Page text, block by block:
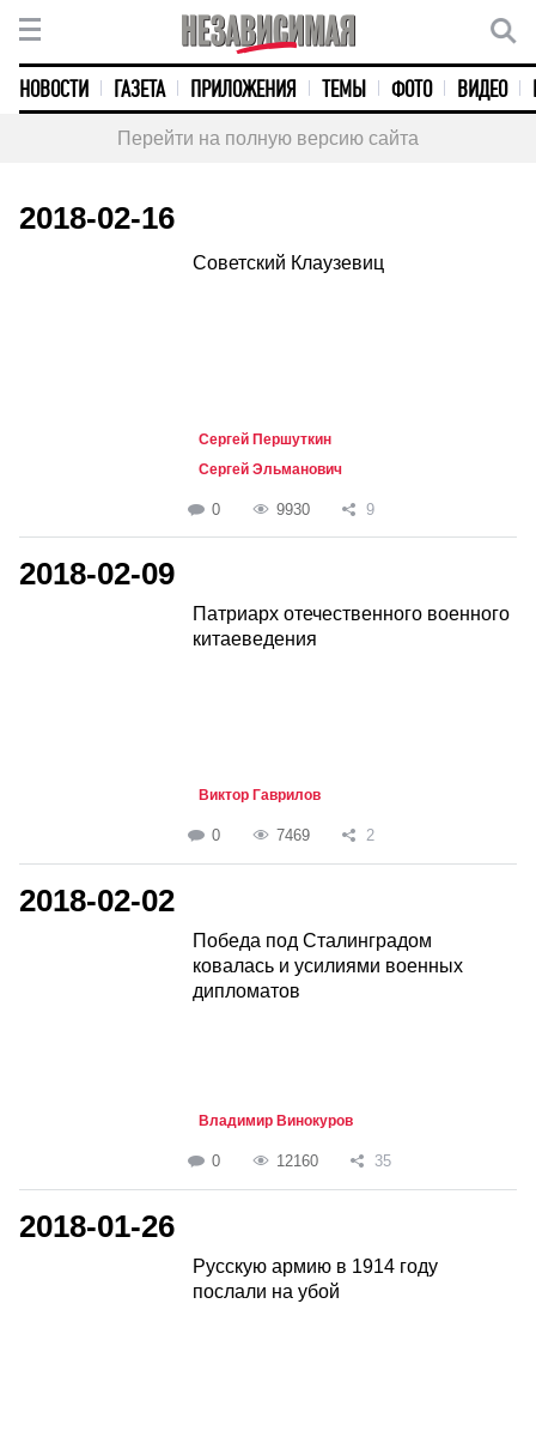
НОВОСТИ ГАЗЕТА ПРИЛОЖЕНИЯ ТЕМЫ ФОТО ВИДЕО
Перейти на полную версию сайта
2018-02-16
Советский Клаузевиц
Сергей Першуткин
Сергей Эльманович
0 9930 9
2018-02-09
Патриарх отечественного военного
китаеведения
Виктор Гаврилов
0 7469 2
2018-02-02
Победа под Сталинградом
ковалась и усилиями военных
дипломатов
Владимир Винокуров
0 12160 35
2018-01-26
Русскую армию в 1914 году
послали на убой